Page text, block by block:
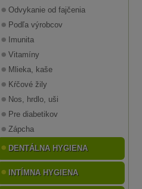
Odvykanie od fajčenia
Podľa výrobcov
Imunita
Vitamíny
Mlieka, kaše
Kŕčové žily
Nos, hrdlo, uši
Pre diabetikov
Zápcha
DENTÁLNA HYGIENA
INTÍMNA HYGIENA